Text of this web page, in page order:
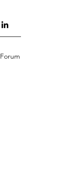
Forum